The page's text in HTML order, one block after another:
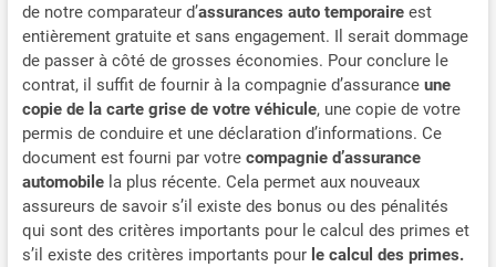
de notre comparateur d’assurances auto temporaireest
entièrement gratuite et sans engagement. Il serait dommage
de passer à côté de grosses économies. Pour conclure le
contrat, il suffit de fournir à la compagnie d’assuranceune
copie de la carte grise de votre véhicule, une copie de votre
permis de conduire et une déclaration d’informations. Ce
document est fourni par votre compagnie d’assurance
automobilela plus récente. Cela permet aux nouveaux
assureurs de savoir s’il existe des bonus ou des pénalités
qui sont des critères importants pour le calcul des primes et
s’il existe des critères importants pourle calcul des primes.